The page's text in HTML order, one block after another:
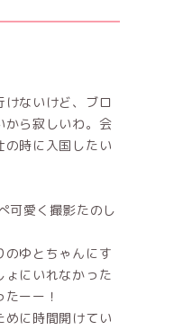
けないけど、ブロ
から寂しいわ。会
の時に入国したい
可愛く撮影たのし
のゆとちゃんにす
ょにいれなかった
ーー！
めに時間開けてい